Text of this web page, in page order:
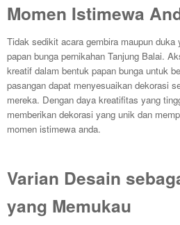
Momen Istimewa
Tidak sedikit acara gembira maupun
papan bunga pernikahan Tanjung Balai.
kreatif dalam bentuk papan bunga untuk
pasangan dapat menyesuaikan dekorasi
mereka. Dengan daya kreatifitas yang
memberikan dekorasi yang unik dan
momen istimewa anda.
Varian Desain
yang Memukau